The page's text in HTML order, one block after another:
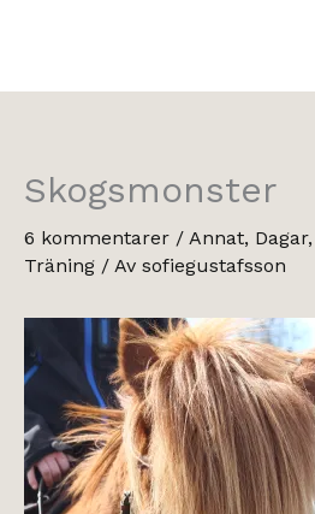
Skogsmonster
6 kommentarer / Annat, Dagar,
Träning / Av sofiegustafsson